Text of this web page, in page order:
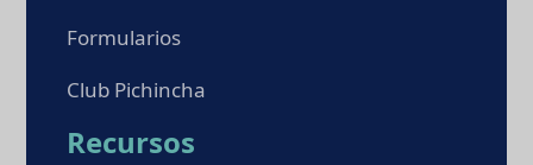
Formularios
Club Pichincha
Recursos